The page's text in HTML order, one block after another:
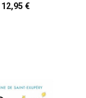
12,95 €